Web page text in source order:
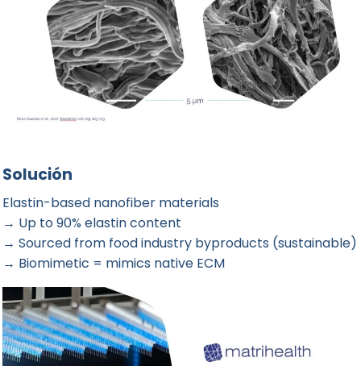
Solución
Elastin-based nanofiber materials
→ Up to 90% elastin content
→ Sourced from food industry byproducts (sustainable)
→ Biomimetic = mimics native ECM